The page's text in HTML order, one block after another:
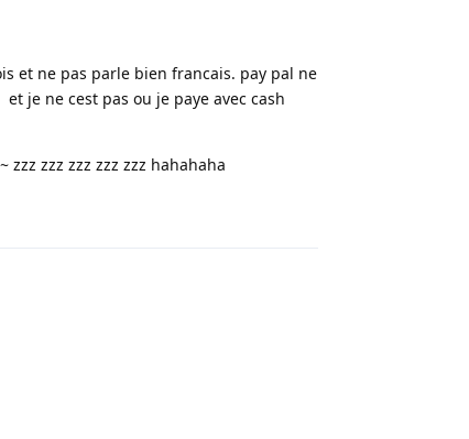
et ne pas parle bien francais. pay pal ne
je ne cest pas ou je paye avec cash
zzz zzz zzz zzz hahahaha